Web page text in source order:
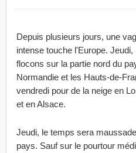
Depuis plusieurs jours, une
intense touche l'Europe.
flocons sur la partie nord du
Normandie et les Hauts-de-
vendredi pour de la neige en
et en Alsace.
Jeudi, le temps sera
pays. Sauf sur le pourtour